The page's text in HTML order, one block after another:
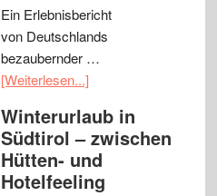
Ein Erlebnisbericht
von Deutschlands
bezaubernder …
[Weiterlesen...]
Winterurlaub in
Südtirol – zwischen
Hütten- und
Hotelfeeling